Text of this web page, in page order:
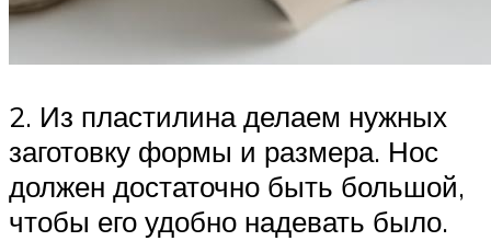
2. Из пластилина делаем нужных
заготовку формы и размера. Нос
должен достаточно быть большой,
чтобы его удобно надевать было.